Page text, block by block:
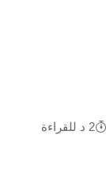
2 د للقراءة